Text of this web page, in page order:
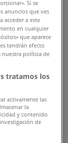
Si se
anuncios que ves
acceder a este
en cualquier
que aparece
tendrán efecto
nuestra política de
tratamos los
activamente las
la
y contenido
de